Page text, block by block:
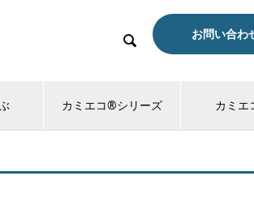
 お問い合わ
カミエコ®シリーズ カミエ